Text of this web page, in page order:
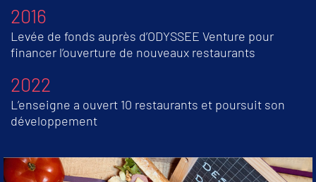
2016
Levée de fonds auprès d’ODYSSEE Venture pour
financer l’ouverture de nouveaux restaurants
2022
L’enseigne a ouvert 10 restaurants et poursuit son
développement